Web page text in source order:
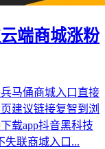
端商城涨粉
马俑商城入口直接
建议链接复智到浏
载app抖音黑科技
失联商城入口...